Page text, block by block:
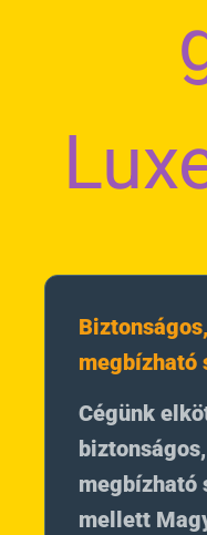
megbízható
Cégünk
megbízható
mellett